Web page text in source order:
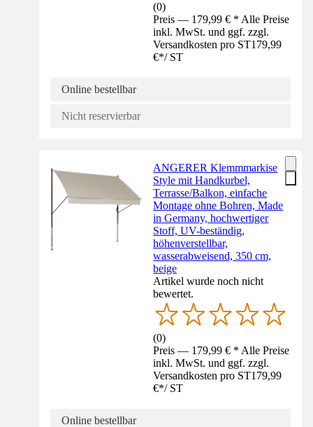
(0)
Preis — 179,99 € * Alle Preise
inkl. MwSt. und ggf. zzgl.
Versandkosten pro ST179,99
€*/ ST
Online bestellbar
Nicht reservierbar
ANGERER Klemmmarkise
Style mit Handkurbel,
Terrasse/Balkon, einfache
Montage ohne Bohren, Made
in Germany, hochwertiger
Stoff, UV-beständig,
höhenverstellbar,
wasserabweisend, 350 cm,
beige
Artikel wurde noch nicht
bewertet.
(0)
Preis — 179,99 € * Alle Preise
inkl. MwSt. und ggf. zzgl.
Versandkosten pro ST179,99
€*/ ST
Online bestellbar